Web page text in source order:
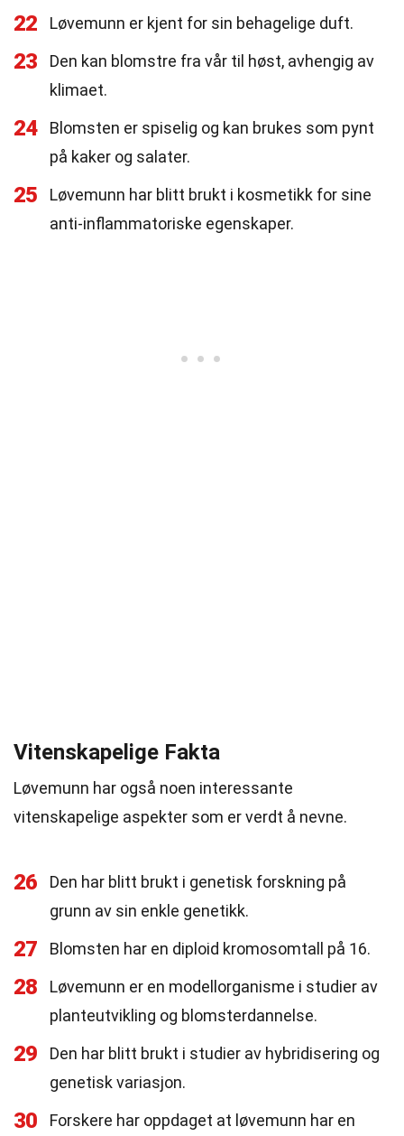
22 Løvemunn er kjent for sin behagelige duft.
23
Den kan blomstre fra vår til høst, avhengig av
klimaet.
24
Blomsten er spiselig og kan brukes som pynt
på kaker og salater.
25
Løvemunn har blitt brukt i kosmetikk for sine
anti-inflammatoriske egenskaper.
Vitenskapelige Fakta
Løvemunn har også noen interessante
vitenskapelige aspekter som er verdt å nevne.
26
Den har blitt brukt i genetisk forskning på
grunn av sin enkle genetikk.
27 Blomsten har en diploid kromosomtall på 16.
28
Løvemunn er en modellorganisme i studier av
planteutvikling og blomsterdannelse.
29
Den har blitt brukt i studier av hybridisering og
genetisk variasjon.
30 Forskere har oppdaget at løvemunn har en